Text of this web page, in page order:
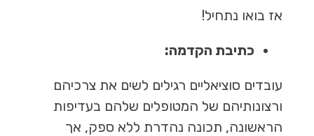
אז בואו נתחיל!
כתיבת הקדמה:
עובדים סוציאליים רגילים לשים את צרכיהם
ורצונותיהם של המטופלים שלהם בעדיפות
הראשונה, תכונה נהדרת ללא ספק, אך